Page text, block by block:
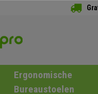
Ergonomische
Bureaustoelen